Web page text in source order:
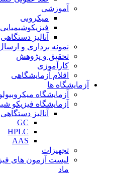
آموزشی
میکروبی
فیزیکوشیمیایی
آنالیز دستگاهی
نمونه برداری و
تحقیق و پژوهش
کارآموزی
اقلام آزمایشگاهی
آزمایشگاه ها
آزمایشگاه
آزمایشگاه فیزیکو
آنالیز دستگاهی
GC
HPLC
AAS
تجهیزات
لیست آزمون های
ماد